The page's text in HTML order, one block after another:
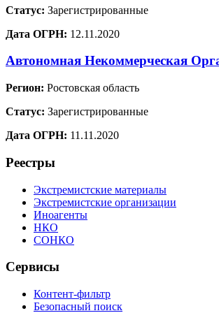
Статус: Зарегистрированные
Дата ОГРН: 12.11.2020
Автономная Некоммерческая
Регион: Ростовская область
Статус: Зарегистрированные
Дата ОГРН: 11.11.2020
Реестры
Экстремистские материалы
Экстремистские организации
Иноагенты
НКО
СОНКО
Сервисы
Контент-фильтр
Безопасный поиск